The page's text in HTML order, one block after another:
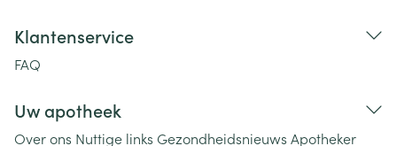
Klantenservice
FAQ
Uw apotheek
Over ons Nuttige links Gezondheidsnieuws Apotheker